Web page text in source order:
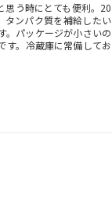
思う時にとても便利。20
タンパク質を補給したい
。パッケージが小さいの
す。冷蔵庫に常備してお